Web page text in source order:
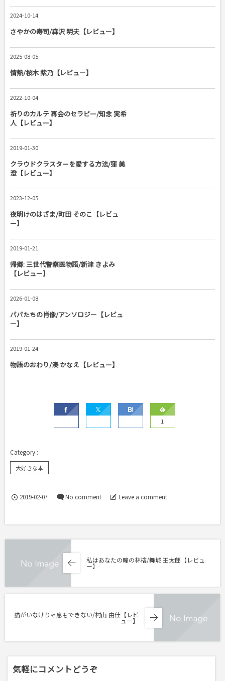
2024-10-14
さやかの寿司/森沢 明夫【レビュー】
2025-08-05
情熱/桜木 紫乃【レビュー】
2022-10-04
祈りのカルテ 再会のセラピー/知念 実希
人【レビュー】
2019-01-30
クラウドクラスターを愛する方法/窪 美
澄【レビュー】
2023-12-05
夜明けのはざま/町田 そのこ【レビュ
ー】
2019-01-21
帰郷: 三世代警察医物語/新津 きよみ
【レビュー】
2026-01-08
パパたちの肖像/アンソロジー【レビュ
ー】
2019-01-24
物語のおわり/湊 かなえ【レビュー】
1
大好きな本
2019-02-07 No comment Leave a comment
私はあなたの瞳の林檎/舞城 王太郎【レビュ
ー】
猫がいなけりゃ息もできない/村山 由佳【レビ
ュー】
気軽にコメントどうぞ